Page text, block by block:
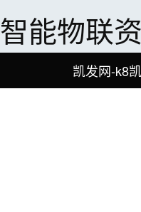
智能物联
凯发网-k8